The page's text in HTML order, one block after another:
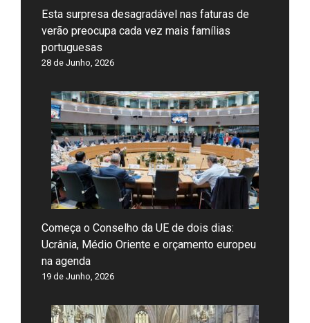
Esta surpresa desagradável nas faturas de
verão preocupa cada vez mais famílias
portuguesas
28 de Junho, 2026
Começa o Conselho da UE de dois dias:
Ucrânia, Médio Oriente e orçamento europeu
na agenda
19 de Junho, 2026